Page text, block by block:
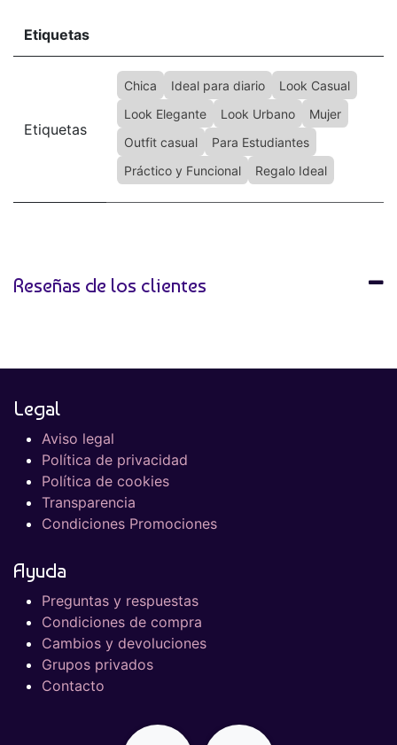
Etiquetas
Etiquetas
Chica Ideal para diario
Look Casual
Look Elegante
Look Urbano
Mujer
Outfit casual
Para Estudiantes
Práctico y Funcional
Regalo Ideal
Reseñas de los clientes
Legal
Aviso legal
Política de privacidad
Política de cookies
Transparencia
Condiciones Promociones
Ayuda
Preguntas y respuestas
Condiciones de compra
Cambios y devoluciones
Grupos privados
Contacto